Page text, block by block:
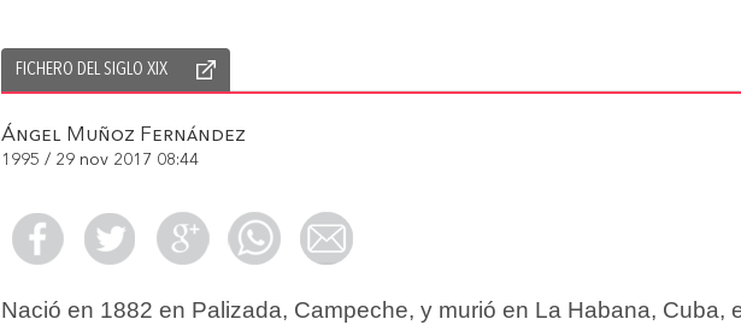
FICHERO DEL SIGLO XIX
Ángel Muñoz Fernández
1995 / 29 nov 2017 08:44
Nació en 1882 en Palizada, Campeche, y murió en La Habana, Cuba,